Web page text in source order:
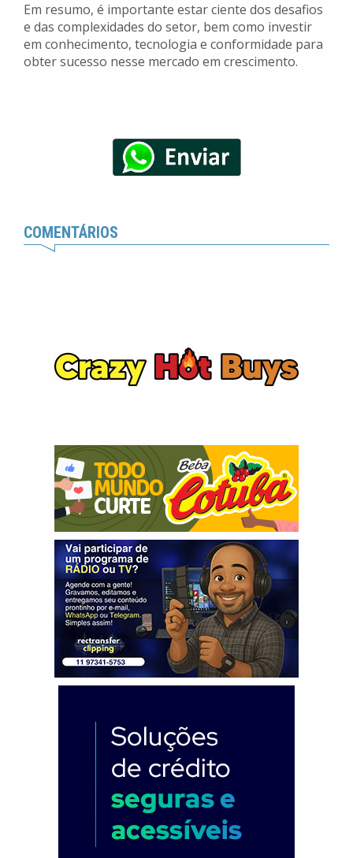
Em resumo, é importante estar ciente dos desafios
e das complexidades do setor, bem como investir
em conhecimento, tecnologia e conformidade para
obter sucesso nesse mercado em crescimento.
COMENTÁRIOS